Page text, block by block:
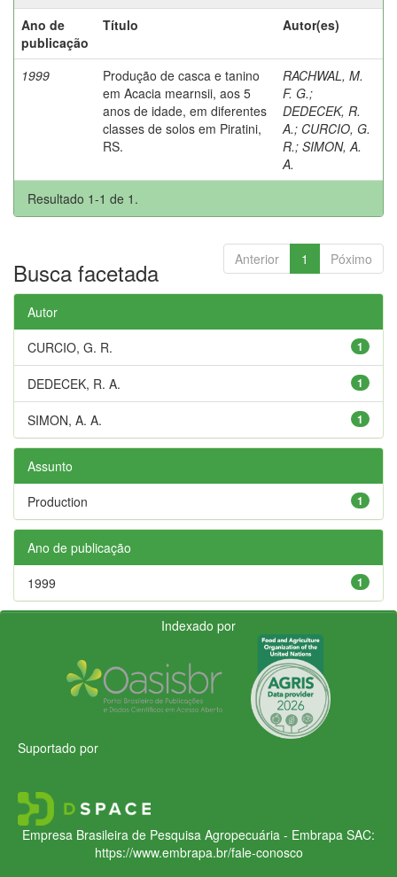
Ano de
publicação
Título Autor(es)
1999
Produção de casca e tanino
em Acacia mearnsii, aos 5
anos de idade, em diferentes
classes de solos em Piratini,
RS.
RACHWAL, M.
F. G.;
DEDECEK, R.
A.; CURCIO, G.
R.; SIMON, A.
A.
Resultado 1-1 de 1.
Anterior 1 Póximo
Busca facetada
Autor
1
CURCIO, G. R.
1
DEDECEK, R. A.
1
SIMON, A. A.
Assunto
1
Production
Ano de publicação
1
1999
Indexado por
Suportado por
Empresa Brasileira de Pesquisa Agropecuária - Embrapa SAC:
https://www.embrapa.br/fale-conosco